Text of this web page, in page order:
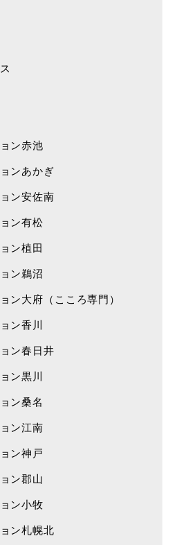
ン赤池
ンあかぎ
ン安佐南
ン有松
ン植田
ン鵜沼
ン大府（こころ専門）
ン香川
ン春日井
ン黒川
ン桑名
ン江南
ン神戸
ン郡山
ン小牧
ン札幌北